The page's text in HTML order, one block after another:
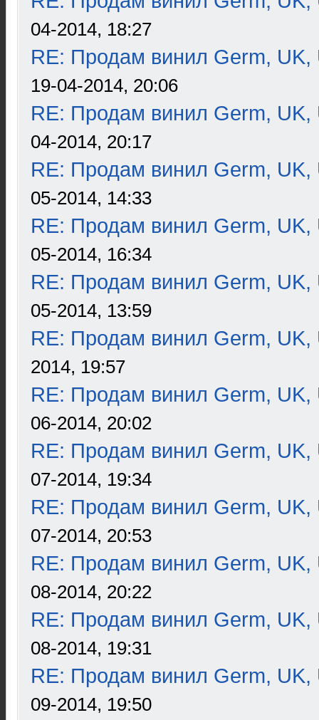
04-2014, 18:27
RE: Продам винил Germ, UK,
19-04-2014, 20:06
RE: Продам винил Germ, UK,
04-2014, 20:17
RE: Продам винил Germ, UK,
05-2014, 14:33
RE: Продам винил Germ, UK,
05-2014, 16:34
RE: Продам винил Germ, UK,
05-2014, 13:59
RE: Продам винил Germ, UK,
2014, 19:57
RE: Продам винил Germ, UK,
06-2014, 20:02
RE: Продам винил Germ, UK,
07-2014, 19:34
RE: Продам винил Germ, UK,
07-2014, 20:53
RE: Продам винил Germ, UK,
08-2014, 20:22
RE: Продам винил Germ, UK,
08-2014, 19:31
RE: Продам винил Germ, UK,
09-2014, 19:50